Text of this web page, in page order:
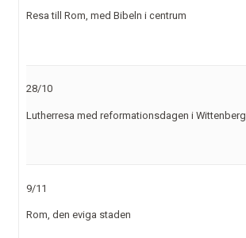
Resa till Rom, med Bibeln i centrum
28/10
Lutherresa med reformationsdagen i Wittenberg
9/11
Rom, den eviga staden